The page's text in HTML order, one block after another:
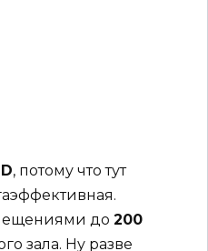
, потому что тут
до 200
зала. Ну разве